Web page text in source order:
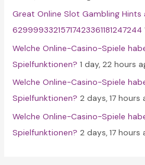
:Great Online Slot Gambling Hints
62999933215717423361181247244
Welche Online-Casino-Spiele
Spielfunktionen? 1 day, 22 hours
Welche Online-Casino-Spiele
Spielfunktionen? 2 days, 17 hours
Welche Online-Casino-Spiele
Spielfunktionen? 2 days, 17 hours